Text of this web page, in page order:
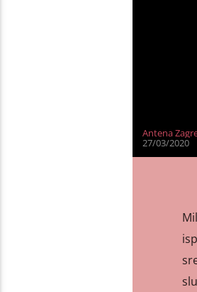
Antena
27/03/2020